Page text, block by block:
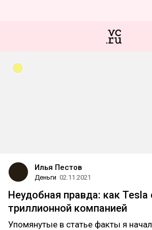
Илья Пестов
Деньги 02.11.2021
Неудобная правда: как Tesla
триллионной компанией
Упомянутые в статье факты я